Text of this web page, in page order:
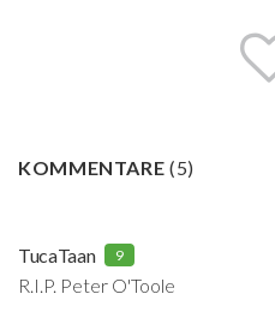
KOMMENTARE(5)
TucaTaan 9
R.I.P. Peter O'Toole